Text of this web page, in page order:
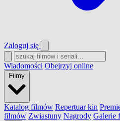
Zaloguj się
Wiadomości Obejrzyj online
Filmy
Katalog filmów Repertuar kin
filmów Zwiastuny Nagrody Galerie